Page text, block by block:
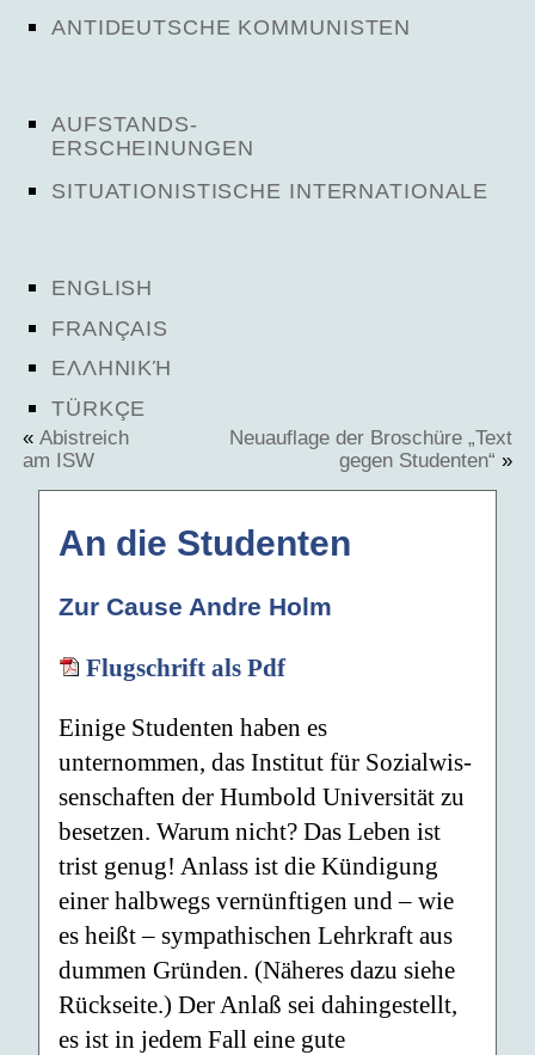
ANTIDEUTSCHE KOMMUNISTEN
AUFSTANDS-
ERSCHEINUNGEN
SITUATIONISTISCHE INTERNATIONALE
ENGLISH
FRANÇAIS
ΕΛΛΗΝΙΚΉ
TÜRKÇE
« Abistreich
am ISW
Neuauflage der Broschüre „Text
gegen Studenten“ »
An die Studenten
Zur Cause Andre Holm
Flugschrift als Pdf
Einige Studenten haben es
unternommen, das Institut für Sozialwis­
senschaften der Humbold Universität zu
besetzen. Warum nicht? Das Leben ist
trist genug! Anlass ist die Kündigung
einer halbwegs vernünftigen und – wie
es heißt – sympathischen Lehr­kraft aus
dummen Gründen. (Näheres dazu siehe
Rückseite.) Der Anlaß sei dahingestellt,
es ist in jedem Fall eine gute